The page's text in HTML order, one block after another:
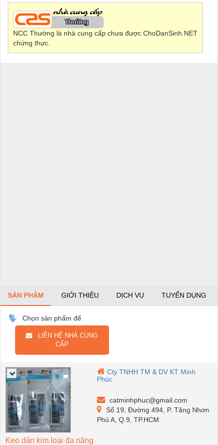
NCC Thường là nhà cung cấp chưa được ChoDanSinh.NET
chứng thực.
SẢN PHẨM GIỚI THIỆU DỊCH VỤ TUYỂN DỤNG
Chọn sản phẩm để
LIÊN HỆ NHÀ CUNG
CẤP
Cty TNHH TM & DV KT Minh
Phúc
catminhphuc@gmail.com
Số 19, Đường 494, P. Tăng Nhơn
Phú A, Q.9, TP.HCM
Keo dán kim loại đa năng